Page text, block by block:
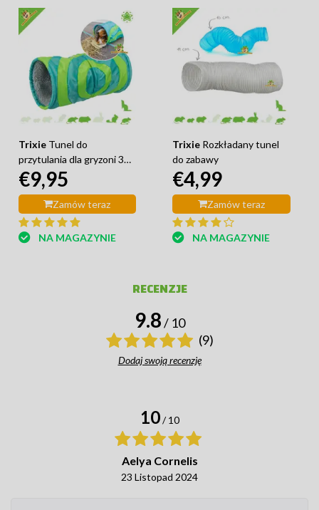
Trixie Tunel do
przytulania dla gryzoni 35
cm
€9,95
Zamów teraz
NA MAGAZYNIE
Trixie Rozkładany tunel
do zabawy
€4,99
Zamów teraz
NA MAGAZYNIE
RECENZJE
9.8/ 10
(9)
Dodaj swoją recenzję
10 / 10
Aelya Cornelis
23 Listopad 2024